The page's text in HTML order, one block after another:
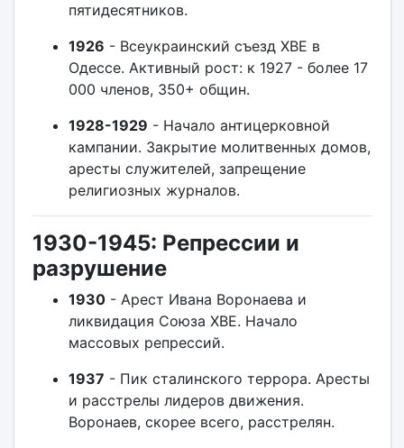
пятидесятников.
1926 - Всеукраинский съезд ХВЕ в
Одессе. Активный рост: к 1927 - более 17
000 членов, 350+ общин.
1928-1929 - Начало антицерковной
кампании. Закрытие молитвенных домов,
аресты служителей, запрещение
религиозных журналов.
1930-1945: Репрессии и
разрушение
1930- Арест Ивана Воронаева и
ликвидация Союза ХВЕ. Начало
массовых репрессий.
1937 - Пик сталинского террора. Аресты
и расстрелы лидеров движения.
Воронаев, скорее всего, расстрелян.